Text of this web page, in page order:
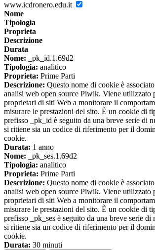
www.icdronero.edu.it
Nome
Tipologia
Proprieta
Descrizione
Durata
Nome: _pk_id.1.69d2
Tipologia: analitico
Proprieta: Prime Parti
Descrizione: Questo nome di cookie è
analisi web open source Piwik. Viene utilizzato
proprietari di siti Web a monitorare il
misurare le prestazioni del sito. È un cookie di
prefisso _pk_id è seguito da una breve serie di
si ritiene sia un codice di riferimento per il
cookie.
Durata: 1 anno
Nome: _pk_ses.1.69d2
Tipologia: analitico
Proprieta: Prime Parti
Descrizione: Questo nome di cookie è
analisi web open source Piwik. Viene utilizzato
proprietari di siti Web a monitorare il
misurare le prestazioni del sito. È un cookie di
prefisso _pk_ses è seguito da una breve serie di
si ritiene sia un codice di riferimento per il
cookie.
Durata: 30 minuti